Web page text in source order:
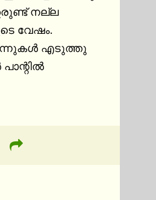
നല്ല
വേഷം.
എടുത്തു